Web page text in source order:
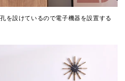
を設けているので電子機器を設置する